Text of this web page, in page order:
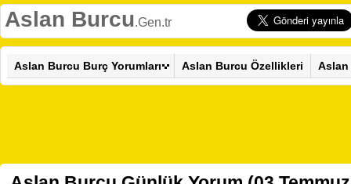
Aslan Burcu.Gen.tr
Aslan Burcu Burç Yorumları Aslan Burcu Özellikleri Aslan